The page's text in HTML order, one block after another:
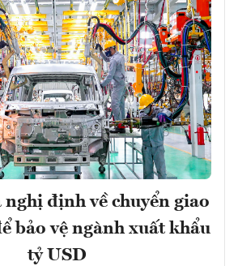
định về chuyển giao
bảo vệ ngành xuất khẩu
tỷ USD